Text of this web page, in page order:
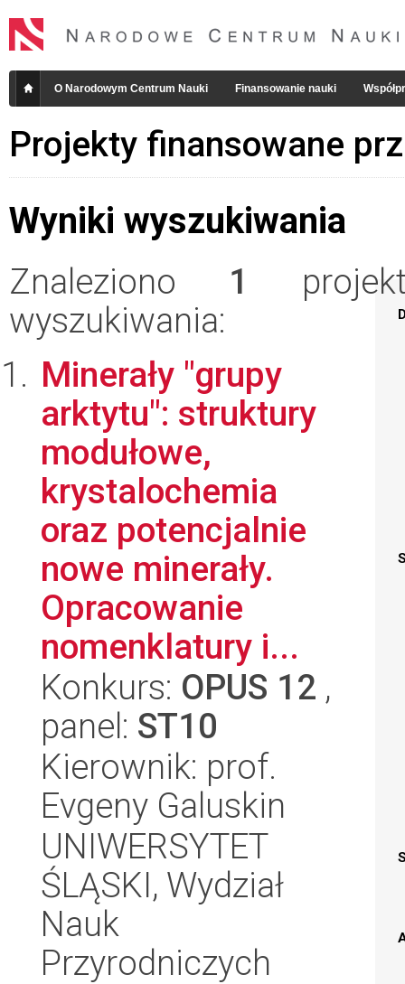
O Narodowym Centrum Nauki Finansowanie nauki
Projekty finansowane
Wyniki wyszukiwania
Znaleziono 1
wyszukiwania:
Minerały "grupy
arktytu": struktury
modułowe,
krystalochemia
oraz potencjalnie
nowe minerały.
Opracowanie
nomenklatury i...
Konkurs: OPUS 12 ,
panel: ST10
Kierownik: prof.
Evgeny Galuskin
UNIWERSYTET
ŚLĄSKI, Wydział
Nauk
Przyrodniczych